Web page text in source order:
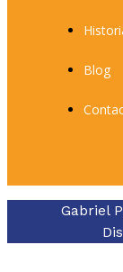
Blog
Gabriel